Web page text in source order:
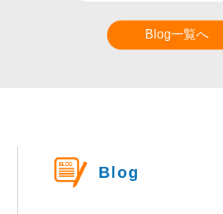
Blog一覧へ
Blog